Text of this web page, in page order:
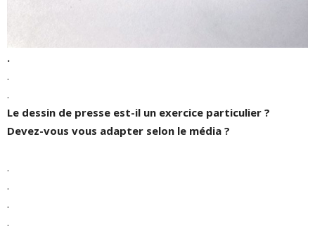
.
.
.
Le dessin de presse est-il un exercice particulier ?
Devez-vous vous adapter selon le média ?
.
.
.
.